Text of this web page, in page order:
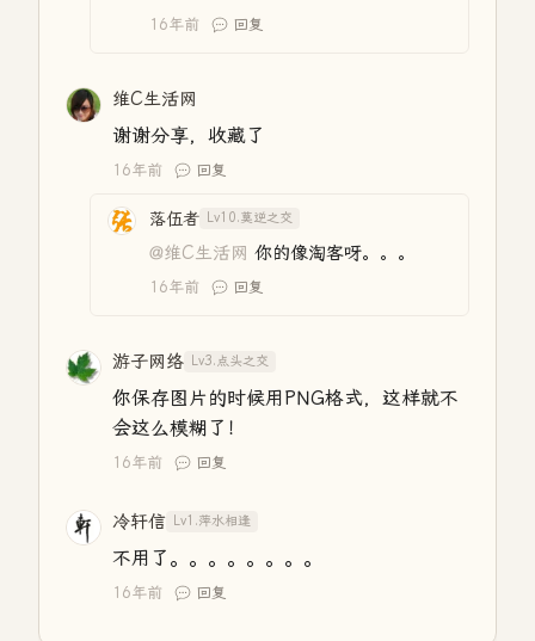
16年前 回复
维C生活网
谢谢分享，收藏了
16年前 回复
落伍者 Lv10.莫逆之交
@维C生活网 你的像淘客呀。。。
16年前 回复
游子网络 Lv3.点头之交
你保存图片的时候用PNG格式，这样就不
会这么模糊了！
16年前 回复
冷轩信 Lv1.萍水相逢
不用了。。。。。。。。
16年前 回复